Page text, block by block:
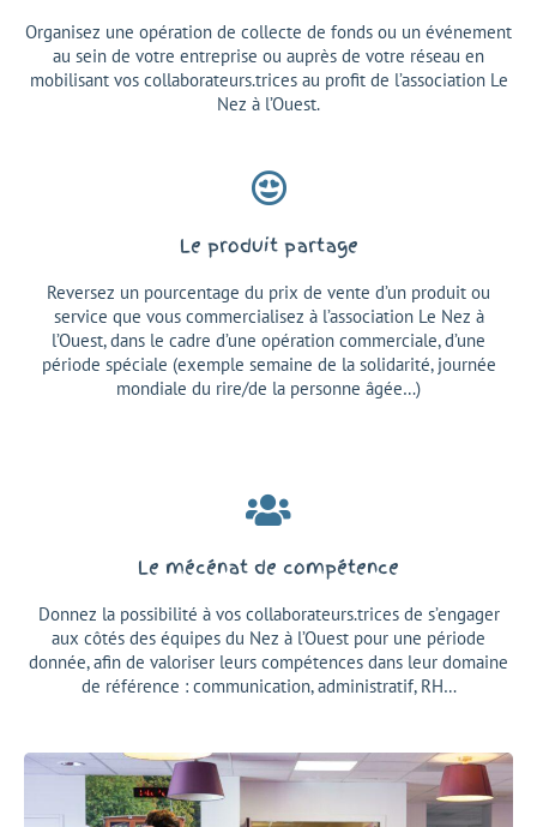
Organisez une opération de collecte de fonds ou un événement
au sein de votre entreprise ou auprès de votre réseau en
mobilisant vos collaborateurs.trices au profit de l’association Le
Nez à l’Ouest.
Le produit partage
Reversez un pourcentage du prix de vente d’un produit ou
service que vous commercialisez à l’association Le Nez à
l’Ouest, dans le cadre d’une opération commerciale, d’une
période spéciale (exemple semaine de la solidarité, journée
mondiale du rire/de la personne âgée…)
Le mécénat de compétence
Donnez la possibilité à vos collaborateurs.trices de s’engager
aux côtés des équipes du Nez à l’Ouest pour une période
donnée, afin de valoriser leurs compétences dans leur domaine
de référence : communication, administratif, RH…